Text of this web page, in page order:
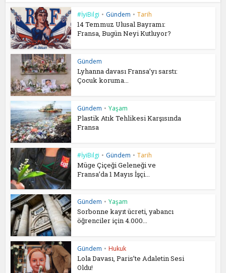
#İyiBilgi • Gündem • Tarih
14 Temmuz Ulusal Bayramı:
Fransa, Bugün Neyi Kutluyor?
Gündem
Lyhanna davası Fransa’yı sarstı:
Çocuk koruma...
Gündem • Yaşam
Plastik Atık Tehlikesi Karşısında
Fransa
#İyiBilgi • Gündem • Tarih
Müge Çiçeği Geleneği ve
Fransa’da 1 Mayıs İşçi...
Gündem • Yaşam
Sorbonne kayıt ücreti, yabancı
öğrenciler için 4.000...
Gündem • Hukuk
Lola Davası, Paris’te Adaletin Sesi
Oldu!